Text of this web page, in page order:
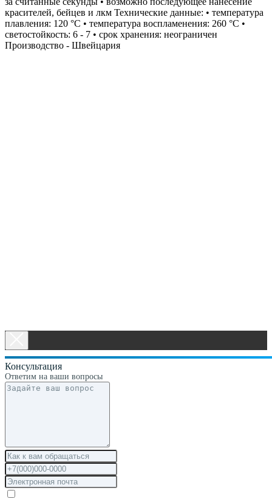
красителей, бейцев и лкм Технические данные: • температура
плавления: 120 °С • температура воспламенения: 260 °С •
светостойкость: 6 - 7 • срок хранения: неограничен
Производство - Швейцария
Консультация
Ответим на ваши вопросы